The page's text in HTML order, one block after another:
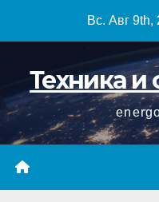
Вс. Авг 9th,
Техника и